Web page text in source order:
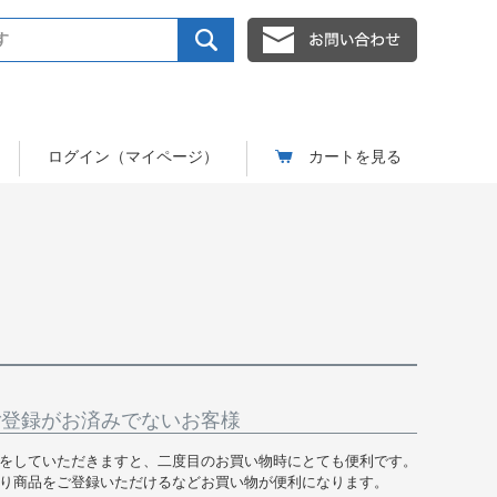
ログイン（マイページ） カートを見る
録がお済みでないお客様
していただきますと、二度目のお買い物時にとても便利です。
商品をご登録いただけるなどお買い物が便利になります。